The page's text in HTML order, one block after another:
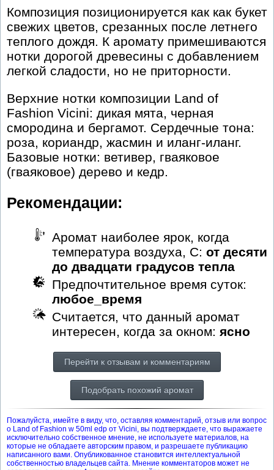
Композиция позиционируется как как букет
свежих цветов, срезанных после летнего
теплого дождя. К аромату примешиваются
нотки дорогой древесины с добавлением
легкой сладости, но не приторности.
Верхние нотки композиции Land of
Fashion Vicini: дикая мята, черная
смородина и бергамот. Сердечные тона:
роза, кориандр, жасмин и иланг-иланг.
Базовые нотки: ветивер, гваяковое
(гваяковое) дерево и кедр.
Рекомендации:
Аромат наиболее ярок, когда
температура воздуха, С: от десяти
до двадцати градусов тепла
Предпочтительное время суток:
любое_время
Считается, что данный аромат
интересен, когда за окном: ясно
Перейти к отзывам и комментариям
Подобрать похожий аромат
Пожалуйста, имейте в виду, что, оставляя комментарий, отзыв или вопрос
о Land of Fashion w 50ml edp от Vicini, вы подтверждаете, что выражаете
исключительно собственное мнение, не используете материалов, на
которые не обладаете авторским правом, и разрешаете публикацию
написанного вами. Опубликованное становится интеллектуальной
собственностью владельцев сайта. Мнение комментаторов может не